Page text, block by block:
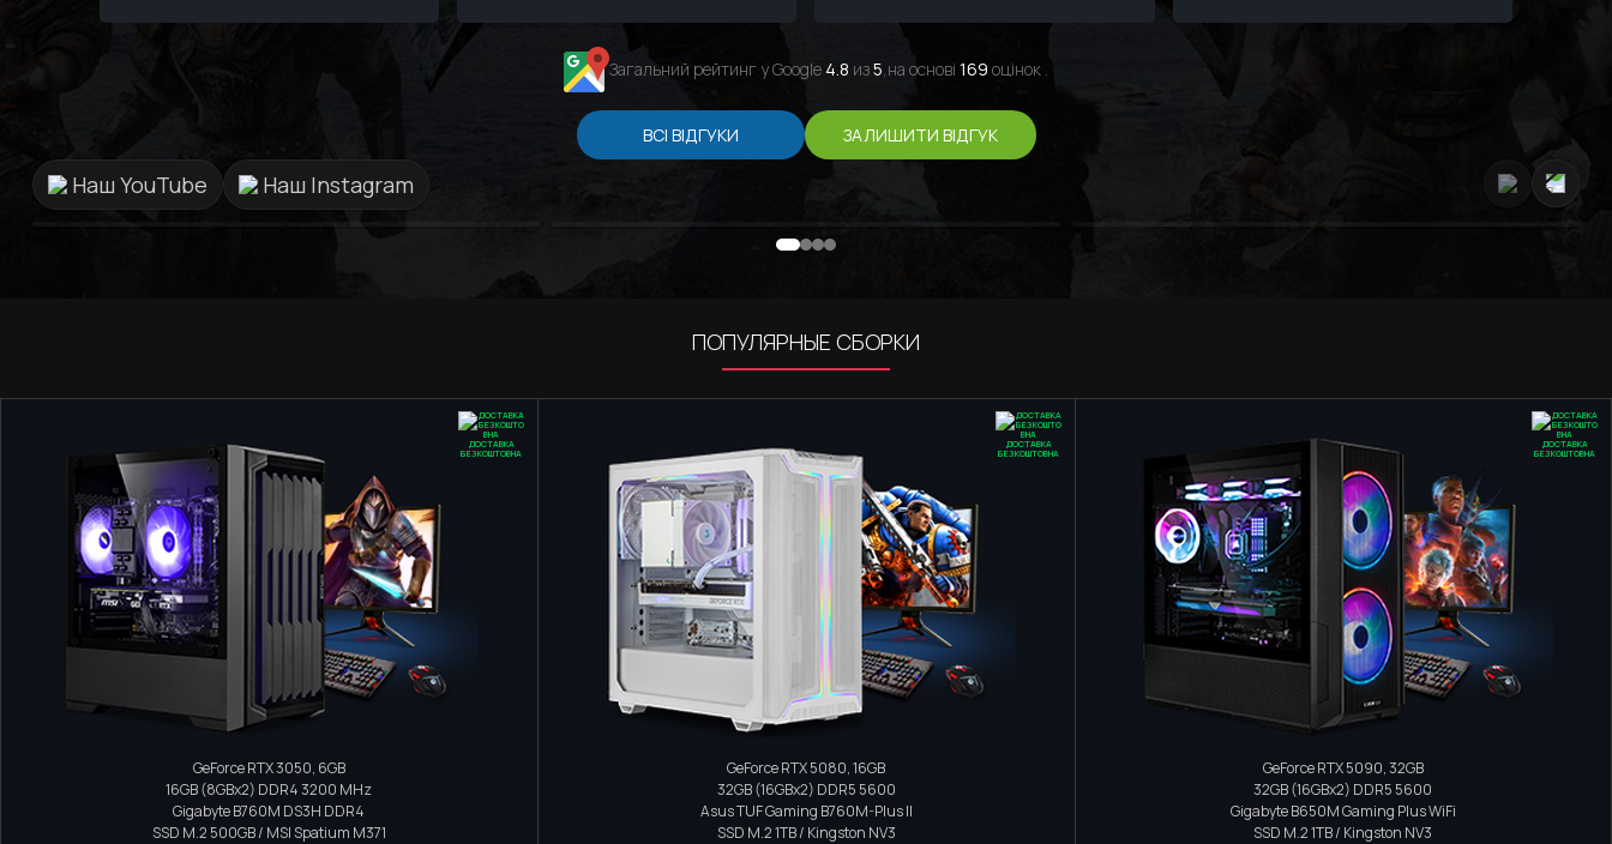
саме головне надійно, тепер я
Загальний рейтинг у Google 4.8 из5,на основі 169 оцінок .
ВСІ ВІДГУКИ ЗАЛИШИТИ ВІДГУК
Наш YouTube Наш Instagram
ПОПУЛЯРНЫЕ СБОРКИ
ДОСТАВКА
БЕЗКОШТОВНА
Ігровий комп'ютер
GeForce RTX 3050, 6GB
16GB (8GBx2) DDR4 3200 MHz
Gigabyte B760M DS3H DDR4
SSD M.2 500GB / MSI Spatium M371
ДОСТАВКА
БЕЗКОШТОВНА
Ігровий комп'ютер
GeForce RTX 5080, 16GB
32GB (16GBx2) DDR5 5600
Asus TUF Gaming B760M-Plus II
SSD M.21TB / Kingston NV3
ДОСТАВКА
БЕЗКОШТОВНА
Ігровий комп'ютер
GeForce RTX 5090, 32GB
32GB (16GBx2) DDR5 5600
Gigabyte B650M Gaming Plus WiFi
SSD M.21TB / Kingston NV3